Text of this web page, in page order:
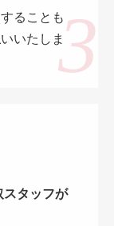
ることも
いたしま
タッフが